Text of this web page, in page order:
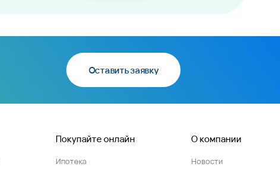
Оставить заявку
Покупайте онлайн
Ипотека
О компании
Новости